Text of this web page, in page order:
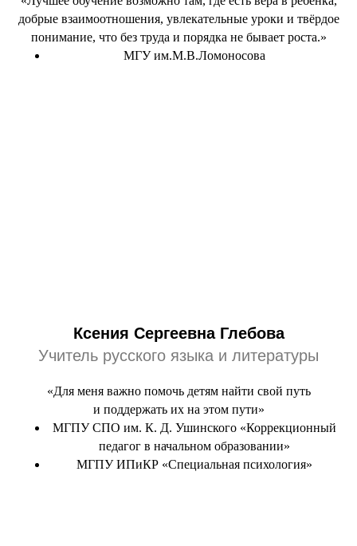
добрые взаимоотношения, увлекательные уроки и твёрдое
понимание, что без труда и порядка не бывает роста.»
МГУ им.М.В.Ломоносова
Ксения Сергеевна Глебова
Учитель русского языка и литературы
«Для меня важно помочь детям найти свой путь
и поддержать их на этом пути»
МГПУ СПО им. К. Д. Ушинского «Коррекционный
педагог в начальном образовании»
МГПУ ИПиКР «Специальная психология»